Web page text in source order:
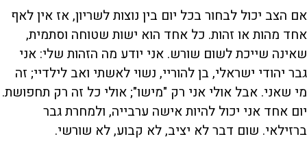
אם הצב יכול לבחור בכל יום בין נוצות לשריון, אז אין לאף
אחד מהות או זהות. כל אחד הוא ישות שטוחה וסתמית,
שאינה שייכת לשום שורש. אני יודע מה הזהות שלי: אני
גבר יהודי ישראלי, בן להוריי, נשוי לאשתי ואב לילדיי; זה
מי שאני. אבל אולי אני רק "מישו"; אולי כל זה רק תחפושת.
יום אחד אני יכול להיות אישה ערבייה, ולמחרת גבר
ברזילאי. שום דבר לא יציב, לא קבוע, לא שורשי.